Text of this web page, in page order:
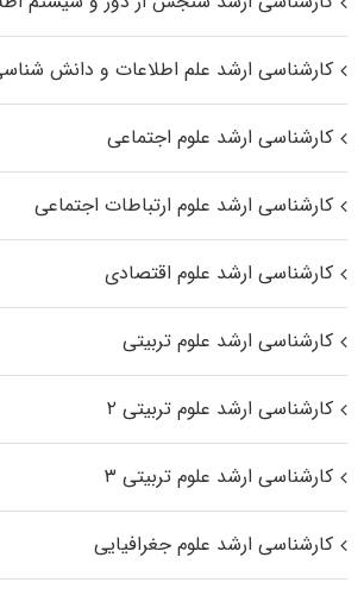
کارشناسی ارشد علم اطلاعات و دانش
کارشناسی ارشد علوم اجتماعی
کارشناسی ارشد علوم ارتباطات اجتماعی
کارشناسی ارشد علوم اقتصادی
کارشناسی ارشد علوم تربیتی
کارشناسی ارشد علوم تربیتی ۲
کارشناسی ارشد علوم تربیتی ۳
کارشناسی ارشد علوم جغرافیایی